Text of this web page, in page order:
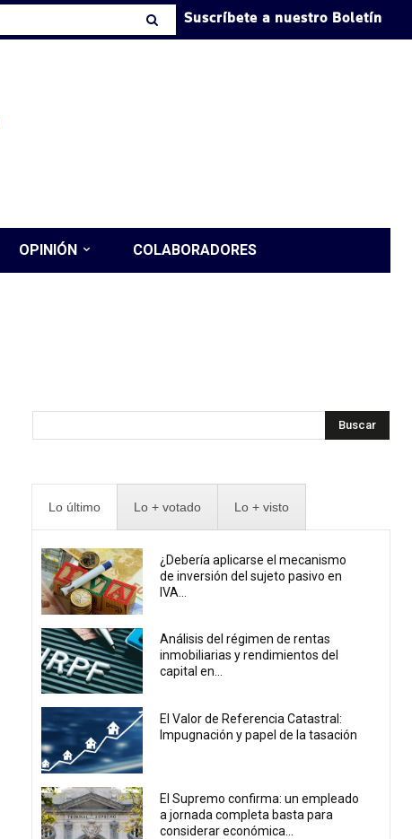
Suscríbete a nuestro Boletín
OPINIÓN COLABORADORES
Buscar
Lo último Lo + votado Lo + visto
¿Debería aplicarse el mecanismo
de inversión del sujeto pasivo en
IVA...
Análisis del régimen de rentas
inmobiliarias y rendimientos del
capital en...
El Valor de Referencia Catastral:
Impugnación y papel de la tasación
El Supremo confirma: un empleado
a jornada completa basta para
considerar económica...